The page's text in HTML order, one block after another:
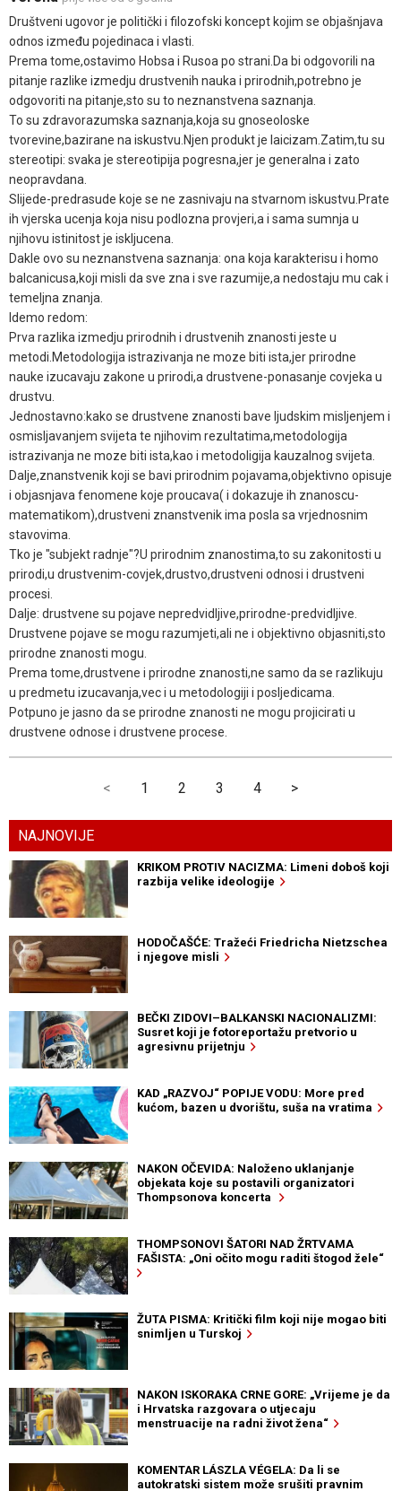
Društveni ugovor je politički i filozofski koncept kojim se objašnjava
odnos između pojedinaca i vlasti.
Prema tome,ostavimo Hobsa i Rusoa po strani.Da bi odgovorili na
pitanje razlike izmedju drustvenih nauka i prirodnih,potrebno je
odgovoriti na pitanje,sto su to neznanstvena saznanja.
To su zdravorazumska saznanja,koja su gnoseoloske
tvorevine,bazirane na iskustvu.Njen produkt je laicizam.Zatim,tu su
stereotipi: svaka je stereotipija pogresna,jer je generalna i zato
neopravdana.
Slijede-predrasude koje se ne zasnivaju na stvarnom iskustvu.Prate
ih vjerska ucenja koja nisu podlozna provjeri,a i sama sumnja u
njihovu istinitost je iskljucena.
Dakle ovo su neznanstvena saznanja: ona koja karakterisu i homo
balcanicusa,koji misli da sve zna i sve razumije,a nedostaju mu cak i
temeljna znanja.
Idemo redom:
Prva razlika izmedju prirodnih i drustvenih znanosti jeste u
metodi.Metodologija istrazivanja ne moze biti ista,jer prirodne
nauke izucavaju zakone u prirodi,a drustvene-ponasanje covjeka u
drustvu.
Jednostavno:kako se drustvene znanosti bave ljudskim misljenjem i
osmisljavanjem svijeta te njihovim rezultatima,metodologija
istrazivanja ne moze biti ista,kao i metodoligija kauzalnog svijeta.
Dalje,znanstvenik koji se bavi prirodnim pojavama,objektivno opisuje
i objasnjava fenomene koje proucava( i dokazuje ih znanoscu-
matematikom),drustveni znanstvenik ima posla sa vrjednosnim
stavovima.
Tko je "subjekt radnje"?U prirodnim znanostima,to su zakonitosti u
prirodi,u drustvenim-covjek,drustvo,drustveni odnosi i drustveni
procesi.
Dalje: drustvene su pojave nepredvidljive,prirodne-predvidljive.
Drustvene pojave se mogu razumjeti,ali ne i objektivno objasniti,sto
prirodne znanosti mogu.
Prema tome,drustvene i prirodne znanosti,ne samo da se razlikuju
u predmetu izucavanja,vec i u metodologiji i posljedicama.
Potpuno je jasno da se prirodne znanosti ne mogu projicirati u
drustvene odnose i drustvene procese.
< 1 2 3 4 >
NAJNOVIJE
KRIKOM PROTIV NACIZMA: Limeni doboš koji
razbija velike ideologije
HODOČAŠĆE: Tražeći Friedricha Nietzschea
i njegove misli
BEČKI ZIDOVI–BALKANSKI NACIONALIZMI:
Susret koji je fotoreportažu pretvorio u
agresivnu prijetnju
KAD „RAZVOJ“ POPIJE VODU: More pred
kućom, bazen u dvorištu, suša na vratima
NAKON OČEVIDA: Naloženo uklanjanje
objekata koje su postavili organizatori
Thompsonova koncerta
THOMPSONOVI ŠATORI NAD ŽRTVAMA
FAŠISTA: „Oni očito mogu raditi štogod žele“
ŽUTA PISMA: Kritički film koji nije mogao biti
snimljen u Turskoj
NAKON ISKORAKA CRNE GORE: „Vrijeme je da
i Hrvatska razgovara o utjecaju
menstruacije na radni život žena“
KOMENTAR LÁSZLA VÉGELA: Da li se
autokratski sistem može srušiti pravnim